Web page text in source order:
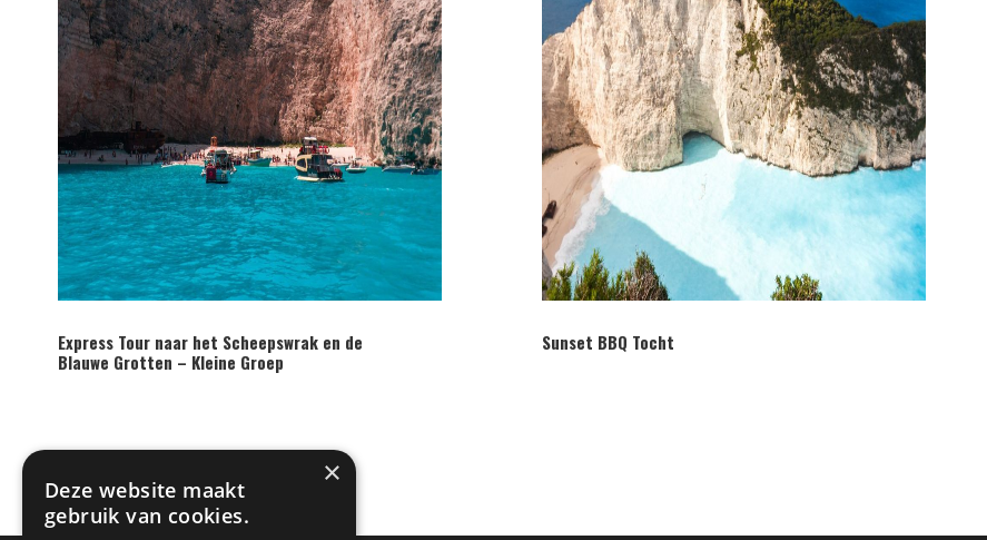
Express Tour naar het Scheepswrak en de
Blauwe Grotten – Kleine Groep
Sunset BBQ Tocht
×
Deze website maakt
gebruik van cookies.